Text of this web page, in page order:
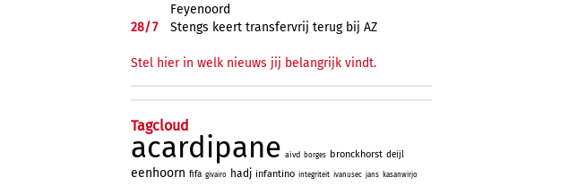
Feyenoord
28/7 Stengs keert transfervrij terug bij AZ
Stel hier in welk nieuws jij belangrijk vindt.
Tagcloud
acardipane aivd borges bronckhorst deijl
eenhoorn fifa givairo hadj infantino integriteit ivanusec jans kasanwirjo